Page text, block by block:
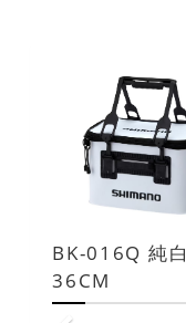
BK-016Q 純白
36CM